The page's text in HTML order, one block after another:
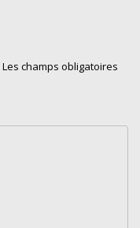
Les champs obligatoires